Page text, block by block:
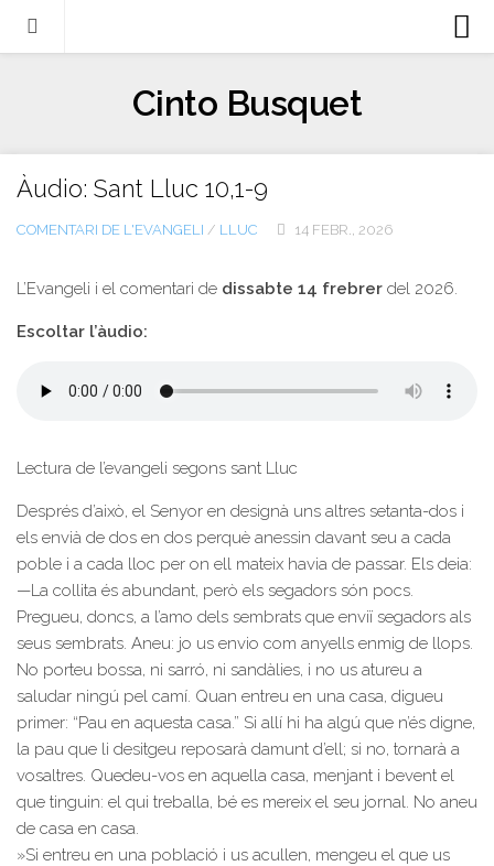
Llibres
Escrits-articles
Notícies
Contacte
Cinto Busquet
Àudio: Sant Lluc 10,1-9
COMENTARI DE L'EVANGELI / LLUC 14 FEBR., 2026
L’Evangeli i el comentari de dissabte 14 frebrer del 2026.
Escoltar l’àudio:
Lectura de l’evangeli segons sant Lluc
Després d’això, el Senyor en designà uns altres setanta-dos i
els envià de dos en dos perquè anessin davant seu a cada
poble i a cada lloc per on ell mateix havia de passar. Els deia:
—La collita és abundant, però els segadors són pocs.
Pregueu, doncs, a l’amo dels sembrats que enviï segadors als
seus sembrats. Aneu: jo us envio com anyells enmig de llops.
No porteu bossa, ni sarró, ni sandàlies, i no us atureu a
saludar ningú pel camí. Quan entreu en una casa, digueu
primer: “Pau en aquesta casa.” Si allí hi ha algú que n’és digne,
la pau que li desitgeu reposarà damunt d’ell; si no, tornarà a
vosaltres. Quedeu-vos en aquella casa, menjant i bevent el
que tinguin: el qui treballa, bé es mereix el seu jornal. No aneu
de casa en casa.
»Si entreu en una població i us acullen, mengeu el que us